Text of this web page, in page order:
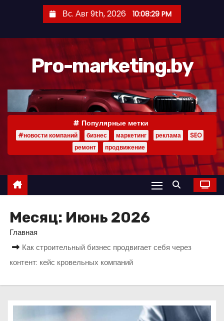
р
Вс. Авг 9th, 2026 10:08:31 PM
Pro-marketing.by
Популярные метки
#новости компаний бизнес маркетинг реклама
SEO
ремонт
продвижение
Месяц: Июнь 2026
Главная
Как строительный бизнес продвигает себя через
контент: кейс кровельных компаний